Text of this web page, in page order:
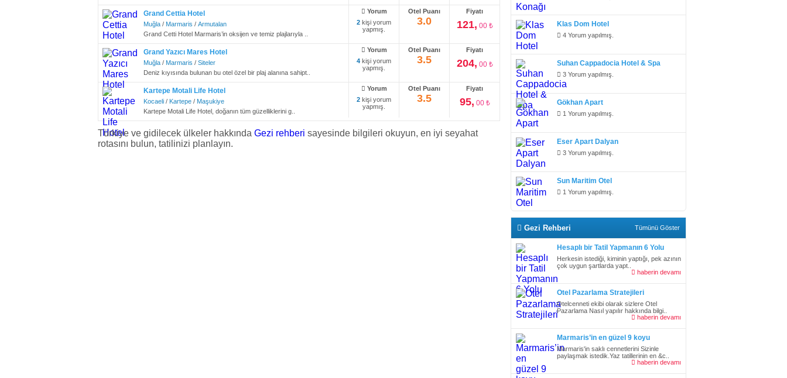
Grand Cettia Hotel
Muğla / Marmaris / Armutalan
Grand Cetti Hotel Marmaris’in oksijen ve temiz plajlarıyla ..
Fiyatı
121, 00 ₺
Otel Puanı
3.0
Yorum
2 kişi yorum
yapmış.
Grand Yazıcı Mares Hotel
Muğla / Marmaris / Siteler
Deniz kıyısında bulunan bu otel özel bir plaj alanına sahipt..
Fiyatı
204, 00 ₺
Otel Puanı
3.5
Yorum
4 kişi yorum
yapmış.
Kartepe Motali Life Hotel
Kocaeli / Kartepe / Maşukiye
Kartepe Motali Life Hotel, doğanın tüm güzelliklerini g..
Fiyatı
95, 00 ₺
Otel Puanı
3.5
Yorum
2 kişi yorum
yapmış.
Türkiye ve gidilecek ülkeler hakkında Gezi rehberi sayesinde bilgileri okuyun, en iyi seyahat
rotasını bulun, tatilinizi planlayın.
Klas Dom Hotel
4 Yorum yapılmış.
Suhan Cappadocia Hotel & Spa
3 Yorum yapılmış.
Gökhan Apart
1 Yorum yapılmış.
Eser Apart Dalyan
3 Yorum yapılmış.
Sun Maritim Otel
1 Yorum yapılmış.
Gezi Rehberi Tümünü Göster
Hesaplı bir Tatil Yapmanın 6 Yolu
Herkesin istediği, kiminin yaptığı, pek azının
çok uygun şartlarda yapt..
haberin devamı
Otel Pazarlama Stratejileri
Otelcenneti ekibi olarak sizlere Otel
Pazarlama Nasıl yapılır hakkında bilgi..
haberin devamı
Marmaris’in en güzel 9 koyu
Marmaris'in saklı cennetlerini Sizinle
paylaşmak istedik.Yaz tatillerinin en &c..
haberin devamı